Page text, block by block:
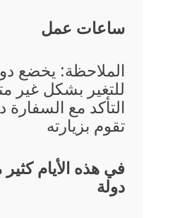
ساعات عمل
الملاحظة: يخضع
للتغير بشكل غير
التأكد مع السفارة
تقوم بزيارته
في هذه الأيام
دولة